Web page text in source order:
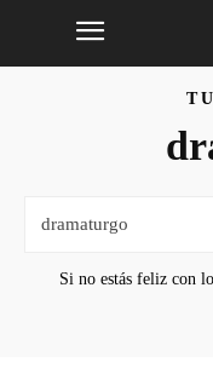
Si no estás feliz con